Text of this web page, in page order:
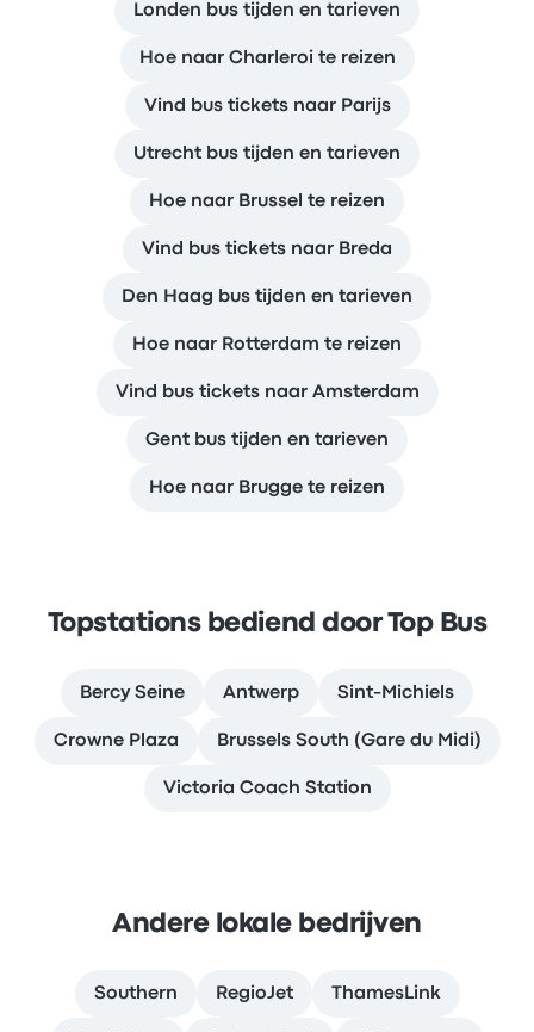
Londen bus tijden en tarieven
Hoe naar Charleroi te reizen
Vind bus tickets naar Parijs
Utrecht bus tijden en tarieven
Hoe naar Brussel te reizen
Vind bus tickets naar Breda
Den Haag bus tijden en tarieven
Hoe naar Rotterdam te reizen
Vind bus tickets naar Amsterdam
Gent bus tijden en tarieven
Hoe naar Brugge te reizen
Topstations bediend door Top Bus
Bercy Seine Antwerp Sint-Michiels
Crowne Plaza Brussels South (Gare du Midi)
Victoria Coach Station
Andere lokale bedrijven
Southern RegioJet ThamesLink